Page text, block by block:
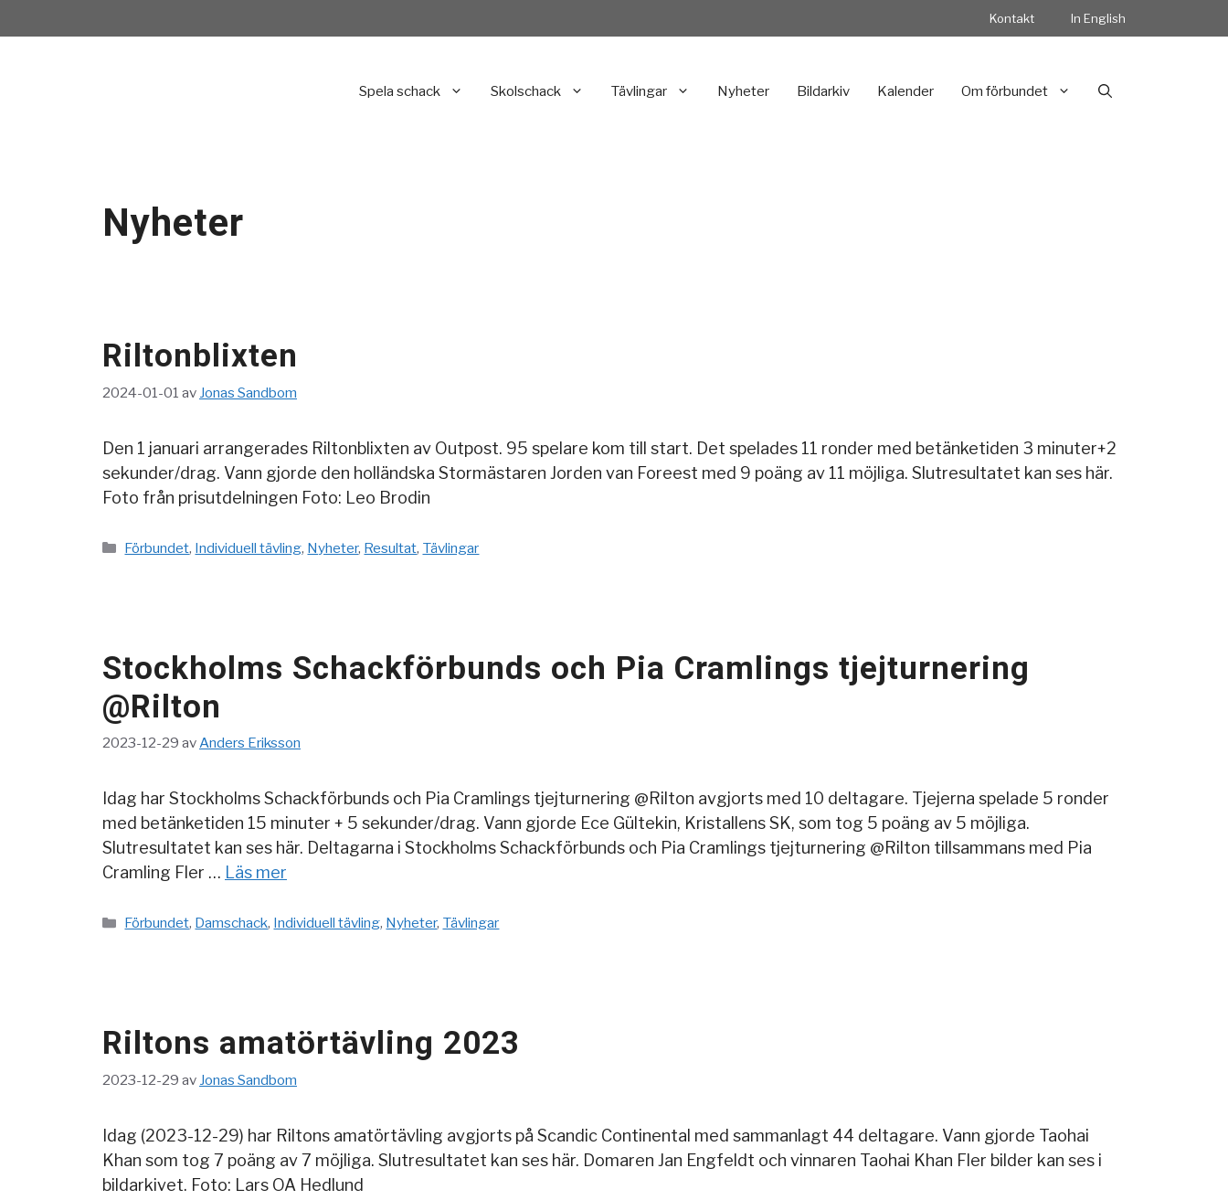
till
Kontakt In English
Spela schack Skolschack Tävlingar Nyheter Bildarkiv Kalender Om förbundet
Nyheter
Riltonblixten
2024-01-01 av Jonas Sandbom
Den 1 januari arrangerades Riltonblixten av Outpost. 95 spelare kom till start. Det spelades 11 ronder med betänketiden 3 minuter+2
sekunder/drag. Vann gjorde den holländska Stormästaren Jorden van Foreest med 9 poäng av 11 möjliga. Slutresultatet kan ses här.
Foto från prisutdelningen Foto: Leo Brodin
Kategorier
Förbundet, Individuell tävling, Nyheter, Resultat, Tävlingar
Stockholms Schackförbunds och Pia Cramlings tjejturnering
@Rilton
2023-12-29 avAnders Eriksson
Idag har Stockholms Schackförbunds och Pia Cramlings tjejturnering @Rilton avgjorts med 10 deltagare. Tjejerna spelade 5 ronder
med betänketiden 15 minuter + 5 sekunder/drag. Vann gjorde Ece Gültekin, Kristallens SK, som tog 5 poäng av 5 möjliga.
Slutresultatet kan ses här. Deltagarna i Stockholms Schackförbunds och Pia Cramlings tjejturnering @Rilton tillsammans med Pia
Cramling Fler … Läs mer
Kategorier
Förbundet, Damschack, Individuell tävling, Nyheter, Tävlingar
Riltons amatörtävling 2023
2023-12-29 av Jonas Sandbom
Idag (2023-12-29) har Riltons amatörtävling avgjorts på Scandic Continental med sammanlagt 44 deltagare. Vann gjorde Taohai
Khan som tog 7 poäng av 7 möjliga. Slutresultatet kan ses här. Domaren Jan Engfeldt och vinnaren Taohai Khan Fler bilder kan ses i
bildarkivet. Foto: Lars OA Hedlund